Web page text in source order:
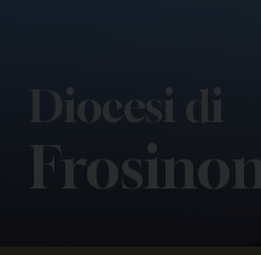
Diocesi di